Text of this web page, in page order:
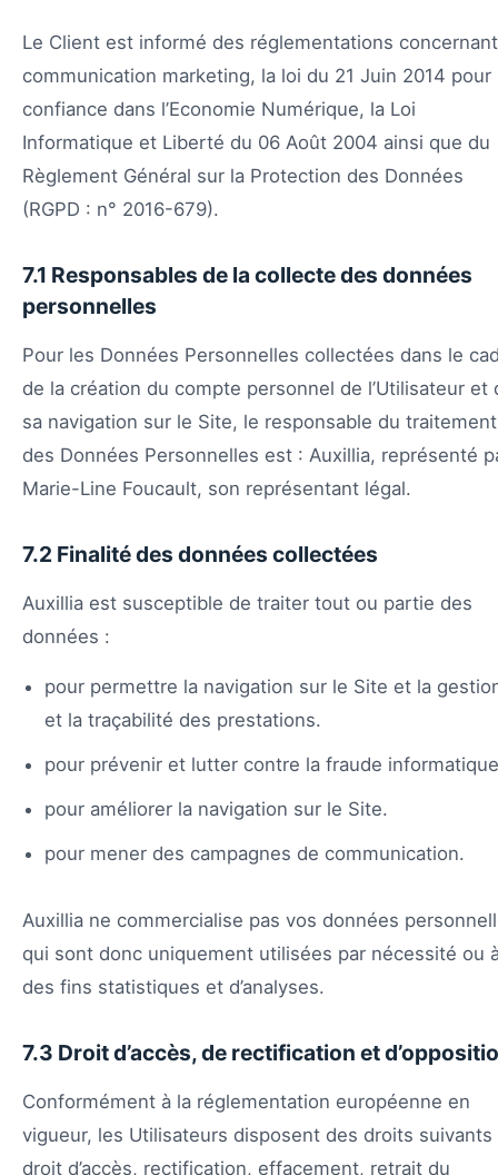
Le Client est informé des réglementations
communication marketing, la loi du 21 Juin 2014 pour
confiance dans l’Economie Numérique, la Loi
Informatique et Liberté du 06 Août 2004 ainsi que du
Règlement Général sur la Protection des Données
(RGPD : n° 2016-679).
7.1 Responsables de la collecte des données
personnelles
Pour les Données Personnelles collectées dans le
de la création du compte personnel de l’Utilisateur et
sa navigation sur le Site, le responsable du traitement
des Données Personnelles est : Auxillia, représenté
Marie-Line Foucault, son représentant légal.
7.2 Finalité des données collectées
Auxillia est susceptible de traiter tout ou partie des
données :
pour permettre la navigation sur le Site et la
et la traçabilité des prestations.
pour prévenir et lutter contre la fraude
pour améliorer la navigation sur le Site.
pour mener des campagnes de communication.
Auxillia ne commercialise pas vos données
qui sont donc uniquement utilisées par nécessité ou
des fins statistiques et d’analyses.
7.3 Droit d’accès, de rectification et
Conformément à la réglementation européenne en
vigueur, les Utilisateurs disposent des droits suivants
droit d’accès, rectification, effacement, retrait du